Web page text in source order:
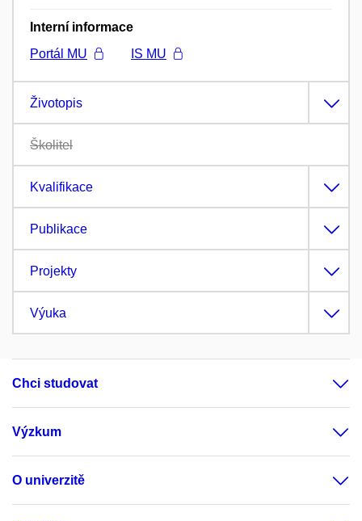
Interní informace
Portál MU
IS MU
Životopis
Školitel
Kvalifikace
Publikace
Projekty
Výuka
Chci studovat
Výzkum
O univerzitě